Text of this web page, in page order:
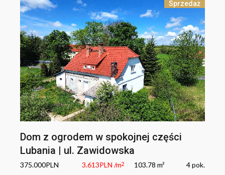
Sprzedaż
Dom z ogrodem w spokojnej części
Lubania | ul. Zawidowska
375.000PLN 3.613PLN /m2 103.78 m² 4pok.